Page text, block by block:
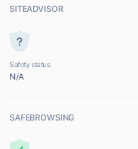
SITEADVISOR
Safety status
N/A
SAFEBROWSING